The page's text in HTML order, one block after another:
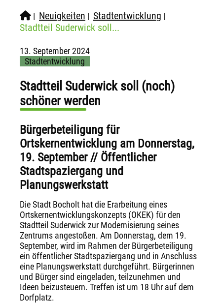
| Neuigkeiten | Stadtentwicklung |
Stadtteil Suderwick soll...
13. September 2024
Stadtentwicklung
Stadtteil Suderwick soll (noch)
schöner werden
Bürgerbeteiligung für
Ortskernentwicklung am Donnerstag,
19. September // Öffentlicher
Stadtspaziergang und
Planungswerkstatt
Die Stadt Bocholt hat die Erarbeitung eines
Ortskernentwicklungskonzepts (OKEK) für den
Stadtteil Suderwick zur Modernisierung seines
Zentrums angestoßen. Am Donnerstag, dem 19.
September, wird im Rahmen der Bürgerbeteiligung
ein öffentlicher Stadtspaziergang und in Anschluss
eine Planungswerkstatt durchgeführt. Bürgerinnen
und Bürger sind eingeladen, teilzunehmen und
Ideen beizusteuern. Treffen ist um 18 Uhr auf dem
Dorfplatz.